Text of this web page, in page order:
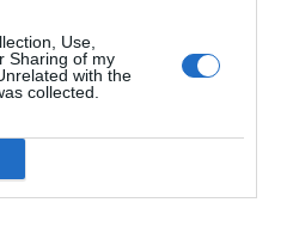
Use,
Sharing of my
with the
collected.
a fer
perquè les
capaces de
línia no